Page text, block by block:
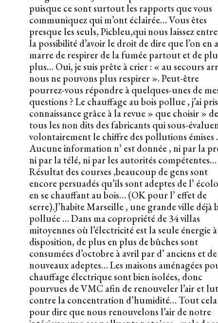
puisque ce sont surtout les rapports que vous
communiquez qui m’ont éclairée… Vous êtes
presque les seuls, Picbleu,qui nous laissez
la possibilité d’avoir le droit de dire que l’on en a
marre de respirer de la fumée partout et de
plus… Oui, je suis prête à crier : « au secours
nous ne pouvons plus respirer ». Peut-être
pourrez-vous répondre à quelques-unes de
questions ? Le chauffage au bois pollue , j’ai pris
connaissance grâce à la revue » que choisir » de
tous les non dits des fabricants qui sous-
volontairement le chiffre des pollutions émises .
Aucune information n’ est donnée , ni par la
ni par la télé, ni par les autorités compétentes…
Résultat des courses ,beaucoup de gens sont
encore persuadés qu’ils sont adeptes de l’
en se chauffant au bois… (OK pour l’ effet de
serre).J’habite Marseille , une grande ville déjà
polluée … Dans ma copropriété de 34 villas
mitoyennes où l’électricité est la seule énergie à
disposition, de plus en plus de bûches sont
consumées d’octobre à avril par d’ anciens et de
nouveaux adeptes… Les maisons aménagées
chauffage électrique sont bien isolées, donc
pourvues de VMC afin de renouveler l’air et
contre la concentration d’humidité… Tout cela
pour dire que nous renouvelons l’air de notre